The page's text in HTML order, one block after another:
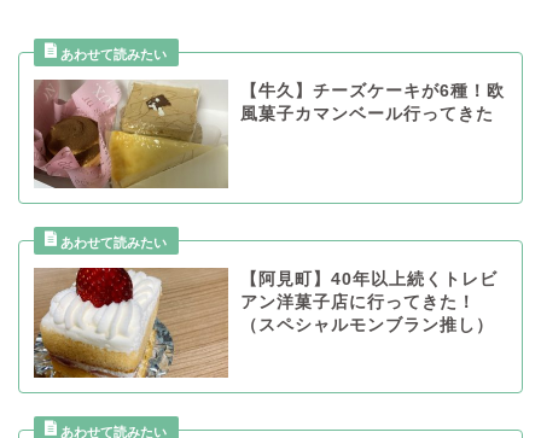
【牛久】チーズケーキが6種！欧
風菓子カマンベール行ってきた
【阿見町】40年以上続くトレビ
アン洋菓子店に行ってきた！
（スペシャルモンブラン推し）